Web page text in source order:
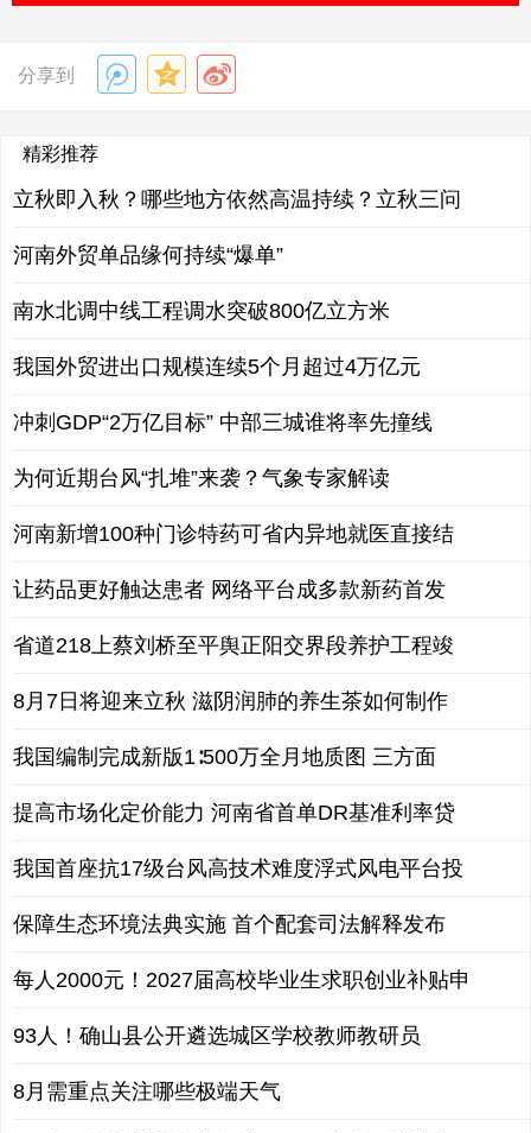
分享到
精彩推荐
立秋即入秋？哪些地方依然高温持续？立秋三问
河南外贸单品缘何持续“爆单”
南水北调中线工程调水突破800亿立方米
我国外贸进出口规模连续5个月超过4万亿元
冲刺GDP“2万亿目标” 中部三城谁将率先撞线
为何近期台风“扎堆”来袭？气象专家解读
河南新增100种门诊特药可省内异地就医直接结
让药品更好触达患者 网络平台成多款新药首发
省道218上蔡刘桥至平舆正阳交界段养护工程竣
8月7日将迎来立秋 滋阴润肺的养生茶如何制作
我国编制完成新版1∶500万全月地质图 三方面
提高市场化定价能力 河南省首单DR基准利率贷
我国首座抗17级台风高技术难度浮式风电平台投
保障生态环境法典实施 首个配套司法解释发布
每人2000元！2027届高校毕业生求职创业补贴申
93人！确山县公开遴选城区学校教师教研员
8月需重点关注哪些极端天气